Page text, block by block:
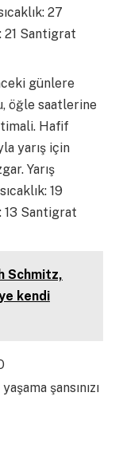
27
21 Santigrat
günlere
öğle saatlerine
Hafif
yarış için
Yarış
19
13 Santigrat
Schmitz,
kendi
şansınızı